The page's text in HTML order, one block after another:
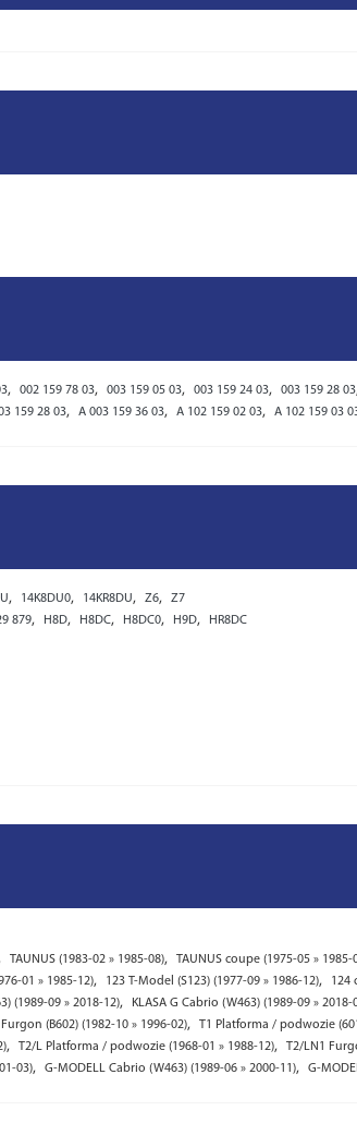
, 002 159 78 03, 003 159 05 03, 003 159 24 03, 003 159 28 03
159 28 03, A 003 159 36 03, A 102 159 02 03, A 102 159 03
, 14K8DU0, 14KR8DU, Z6, Z7
879, H8D, H8DC, H8DC0, H9D, HR8DC
TAUNUS (1983-02 » 1985-08), TAUNUS coupe (1975-05 » 1985-
01 » 1985-12), 123 T-Model (S123) (1977-09 » 1986-12), 124
(1989-09 » 2018-12), KLASA G Cabrio (W463) (1989-09 » 2018-
(B602) (1982-10 » 1996-02), T1 Platforma / podwozie
, T2/L Platforma / podwozie (1968-01 » 1988-12), T2/LN1
03), G-MODELL Cabrio (W463) (1989-06 » 2000-11), G-